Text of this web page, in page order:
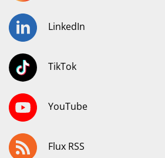
LinkedIn
TikTok
YouTube
Flux RSS